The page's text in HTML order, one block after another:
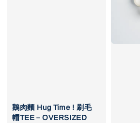
鵝肉麵 Hug Time ! 刷毛
帽TEE－OVERSIZED